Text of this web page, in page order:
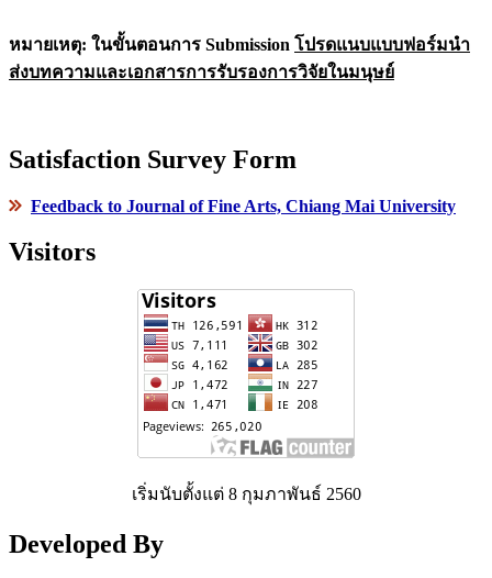
หมายเหตุ: ในขั้นตอนการ Submission โปรดแนบแบบฟอร์มนำ
ส่งบทความและเอกสารการรับรองการวิจัยในมนุษย์
Satisfaction Survey Form
Feedback to Journal of Fine Arts, Chiang Mai University
Visitors
เริ่มนับตั้งแต่ 8 กุมภาพันธ์ 2560
Developed By